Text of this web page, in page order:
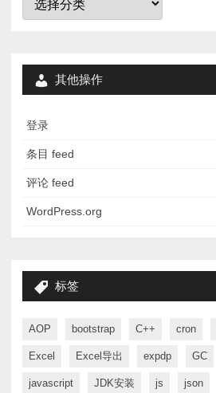
其他操作
登录
条目 feed
评论 feed
WordPress.org
标签
AOP bootstrap C++ cron
Excel Excel导出 expdp GC
javascript JDK安装 js json